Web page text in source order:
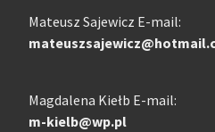
Mateusz Sajewicz E-mail:
Magdalena Kiełb E-mail:
m-kielb@wp.pl